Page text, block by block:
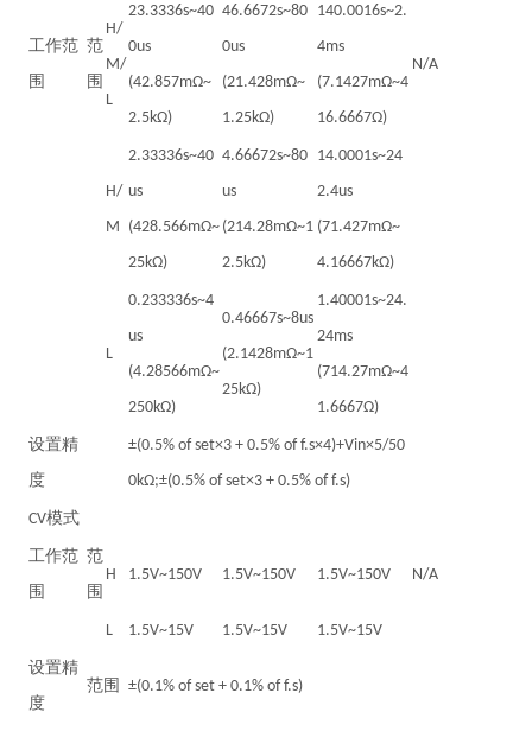
工作范
围
范
围
H/
M/
L
23.3336s~40
0us
(42.857mΩ~
2.5kΩ)
46.6672s~80
0us
(21.428mΩ~
1.25kΩ)
140.0016s~2.
4ms
(7.1427mΩ~4
16.6667Ω)
N/A
H/
M
2.33336s~40
us
(428.566mΩ~
25kΩ)
4.66672s~80
us
(214.28mΩ~1
2.5kΩ)
14.0001s~24
2.4us
(71.427mΩ~
4.16667kΩ)
L
0.233336s~4
us
(4.28566mΩ~
250kΩ)
0.46667s~8us
(2.1428mΩ~1
25kΩ)
1.40001s~24.
24ms
(714.27mΩ~4
1.6667Ω)
设置精
度
±(0.5% of set×3 + 0.5% of f.s×4)+Vin×5/50
0kΩ;±(0.5% of set×3 + 0.5% of f.s)
CV模式
工作范
围
范
围
H 1.5V~150V 1.5V~150V 1.5V~150V N/A
L 1.5V~15V 1.5V~15V 1.5V~15V
设置精
度
范围 ±(0.1% of set + 0.1% of f.s)